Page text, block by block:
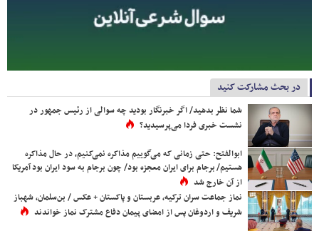
در بحث مشارکت کنید
شما نظر بدهید/ اگر خبرنگار بودید چه سوالی از رئیس جمهور در
نشست خبری فردا می‌پرسیدید؟
ابوالفتح: حتی زمانی که می‌گوییم مذاکره نمی‌کنیم، در حال مذاکره
هستیم/ برجام برای ایران معجزه بود/ چون برجام به سود ایران بود آمریکا
از آن خارج شد
نماز جماعت سران ترکیه، عربستان و پاکستان + عکس / بن‌سلمان، شهباز
شریف و اردوغان پس از امضای پیمان دفاع مشترک نماز خواندند